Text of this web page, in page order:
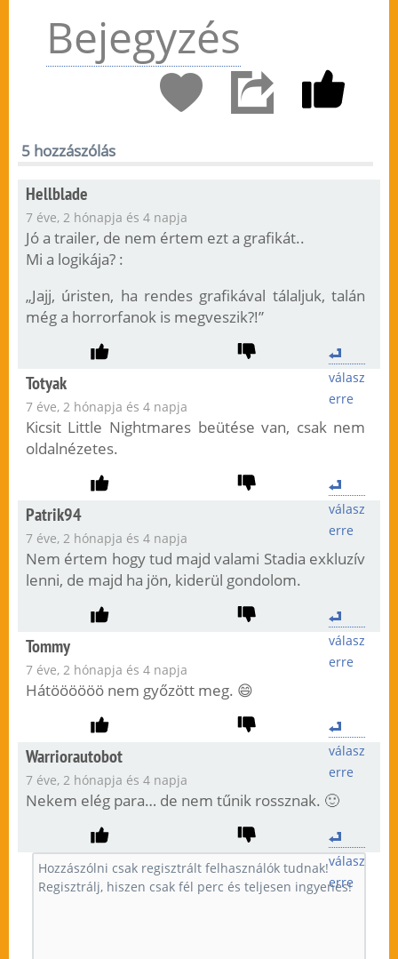
Bejegyzés
5 hozzászólás
Hellblade
7 éve, 2 hónapja és 4 napja
Jó a trailer, de nem értem ezt a grafikát..
Mi a logikája? :
„Jajj, úristen, ha rendes grafikával tálaljuk, talán
még a horrorfanok is megveszik?!”
válasz
erre
Totyak
7 éve, 2 hónapja és 4 napja
Kicsit Little Nightmares beütése van, csak nem
oldalnézetes.
válasz
erre
Patrik94
7 éve, 2 hónapja és 4 napja
Nem értem hogy tud majd valami Stadia exkluzív
lenni, de majd ha jön, kiderül gondolom.
válasz
erre
Tommy
7 éve, 2 hónapja és 4 napja
Hátöööööö nem győzött meg. 😄
válasz
erre
Warriorautobot
7 éve, 2 hónapja és 4 napja
Nekem elég para… de nem tűnik rossznak. 🙂
válasz
erre